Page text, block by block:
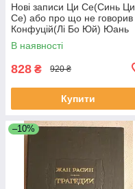
Нові записи Ци Се(Синь Ци
Се) або про що не говорив
Конфуцій(Лі Бо Юй) Юань
Мей
В наявності
828 ₴ 920 ₴
Купити
–10%